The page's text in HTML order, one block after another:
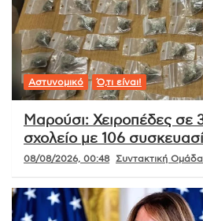
Αστυνομικό Ό,τι είναι!
Μαρούσι: Χειροπέδες σε
σχολείο με 106
08/08/2026, 00:48 Συντακτική